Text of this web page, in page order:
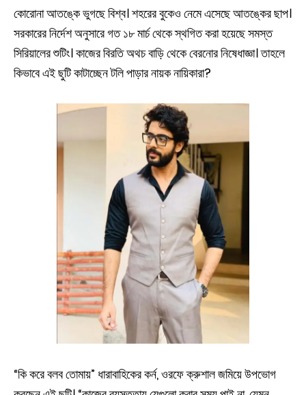
কোরোনা আতঙ্কে ভুগছে বিশ্ব। শহরের বুকেও নেমে এসেছে আতঙ্কের ছাপ।
সরকারের নির্দেশ অনুসারে গত ১৮ মার্চ থেকে স্থগিত করা হয়েছে সমস্ত
সিরিয়ালের শুটিং। কাজের বিরতি অথচ বাড়ি থেকে বেরনোর নিষেধাজ্ঞা। তাহলে
কিভাবে এই ছুটি কাটাচ্ছেন টলি পাড়ার নায়ক নায়িকারা?
“কি করে বলব তোমায়” ধারাবাহিকের কর্ন, ওরফে ক্রুশাল জমিয়ে উপভোগ